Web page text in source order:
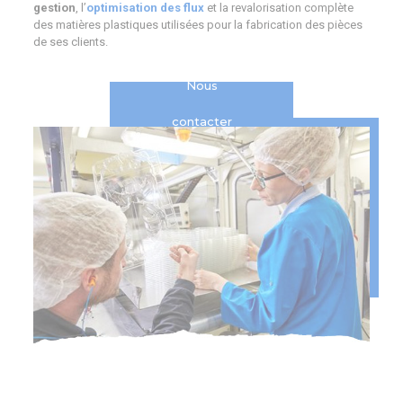
gestion, l’optimisation des fluxet la revalorisation complète
des matières plastiques utilisées pour la fabrication des pièces
de ses clients.
Nous
contacter